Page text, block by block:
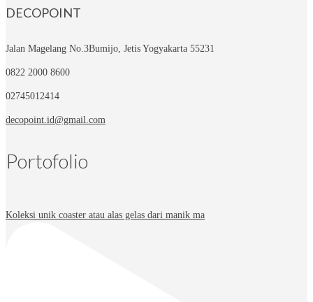
DECOPOINT
Jalan Magelang No.3Bumijo, Jetis Yogyakarta 55231
0822 2000 8600
02745012414
decopoint.id@gmail.com
Portofolio
Koleksi unik coaster atau alas gelas dari manik ma